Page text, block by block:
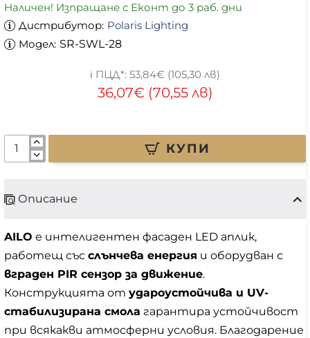
Наличен! Изпращане с Еконт до 3 раб. дни
Дистрибутор: Polaris Lighting
Модел: SR-SWL-28
36,07€ (70,55 лв)
53,84€ (105,30 лв)
КУПИ
Описание
AILO е интелигентен фасаден LED аплик,
работещ със слънчева енергия и оборудван с
вграден PIR сензор за движение.
Конструкцията от удароустойчива и UV-
стабилизирана смола гарантира устойчивост
при всякакви атмосферни условия. Благодарение